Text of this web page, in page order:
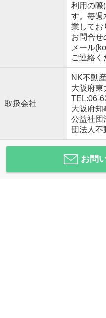
利用の際
す。毎週
業してお
お問合せ
メール
ご連絡く
取扱会社
NK不動産
大阪府東
TEL:06-
大阪府知
公益社
団法人不
お問